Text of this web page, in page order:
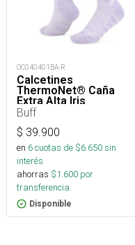
OC040401BA-R
Calcetines
ThermoNet® Caña
Extra Alta Iris
Buff
$ 39.900
en 6cuotas de $6.650sin
interés
ahorras $1.600 por
transferencia.
Disponible